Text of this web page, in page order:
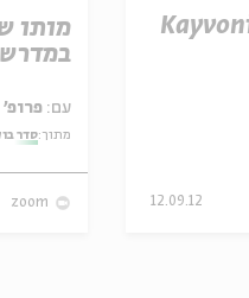
12.09.12
מותו
עם: פרופ' אביגדור שנאן
מתוך:סדר
zoom